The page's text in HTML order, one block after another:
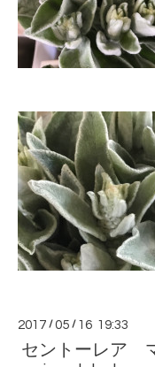
2017 /05 / 16 19:33
セントーレア